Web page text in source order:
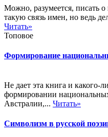
Можно, разумеется, писать
такую связь имен, но ведь
Читать»
Топовое
Формирование
Не дает эта книга и какого-
формировании
Австралии,... Читать»
Символизм в русской